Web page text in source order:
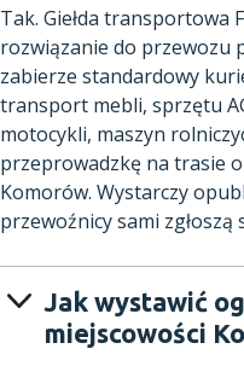
Tak. Giełda transportowa
rozwiązanie do przewozu
zabierze standardowy
transport mebli, sprzętu
motocykli, maszyn
przeprowadzkę na trasie
Komorów. Wystarczy
przewoźnicy sami zgłoszą
Jak wystawić
miejscowości